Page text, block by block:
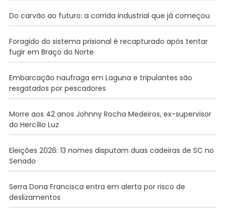
Do carvão ao futuro: a corrida industrial que já começou
Foragido do sistema prisional é recapturado após tentar
fugir em Braço do Norte
Embarcação naufraga em Laguna e tripulantes são
resgatados por pescadores
Morre aos 42 anos Johnny Rocha Medeiros, ex-supervisor
do Hercílio Luz
Eleições 2026: 13 nomes disputam duas cadeiras de SC no
Senado
Serra Dona Francisca entra em alerta por risco de
deslizamentos